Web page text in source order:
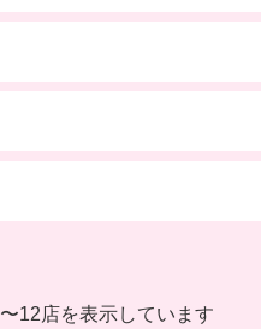
〜12店を表示しています